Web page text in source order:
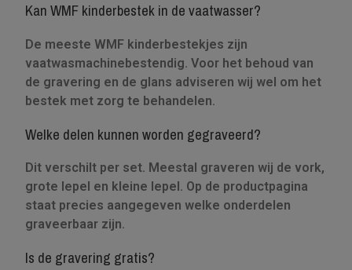
Kan WMF kinderbestek in de vaatwasser?
De meeste WMF kinderbestekjes zijn
vaatwasmachinebestendig. Voor het behoud van
de gravering en de glans adviseren wij wel om het
bestek met zorg te behandelen.
Welke delen kunnen worden gegraveerd?
Dit verschilt per set. Meestal graveren wij de vork,
grote lepel en kleine lepel. Op de productpagina
staat precies aangegeven welke onderdelen
graveerbaar zijn.
Is de gravering gratis?